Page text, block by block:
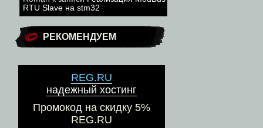
RTU Slave на stm32
РЕКОМЕНДУЕМ
REG.RU
надежный хостинг
Промокод на скидку 5%
REG.RU